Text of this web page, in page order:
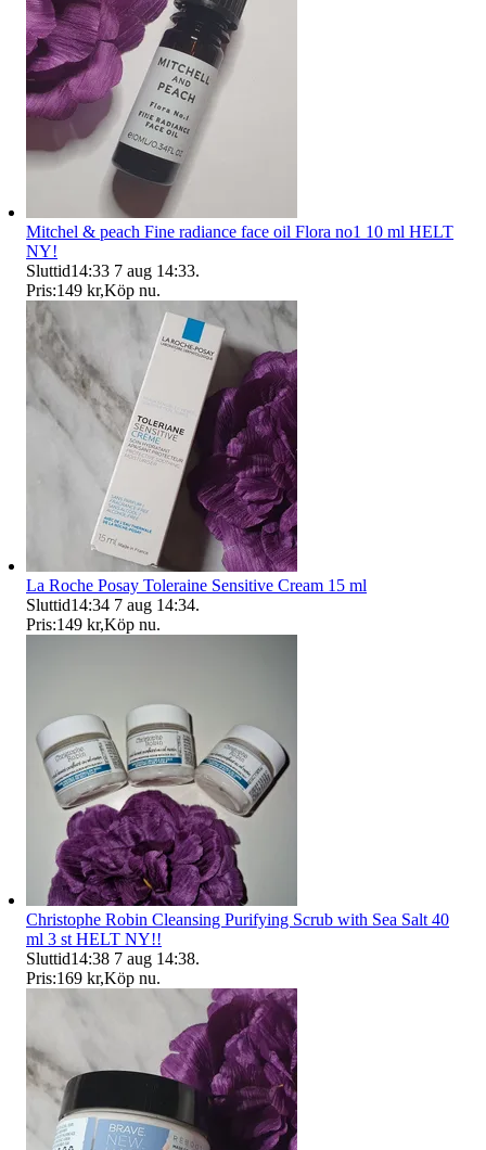
Mitchel & peach Fine radiance face oil Flora no1 10 ml HELT
NY!
Sluttid14:33 7 aug 14:33.
Pris:149 kr,Köp nu.
La Roche Posay Toleraine Sensitive Cream 15 ml
Sluttid14:34 7 aug 14:34.
Pris:149 kr,Köp nu.
Christophe Robin Cleansing Purifying Scrub with Sea Salt 40
ml 3 st HELT NY!!
Sluttid14:38 7 aug 14:38.
Pris:169 kr,Köp nu.